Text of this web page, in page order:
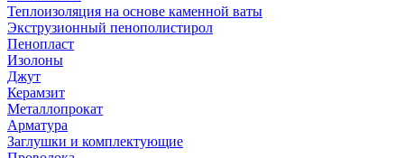
Теплоизоляция на основе каменной ваты
Экструзионный пенополистирол
Пенопласт
Изолоны
Джут
Керамзит
Металлопрокат
Арматура
Заглушки и комплектующие